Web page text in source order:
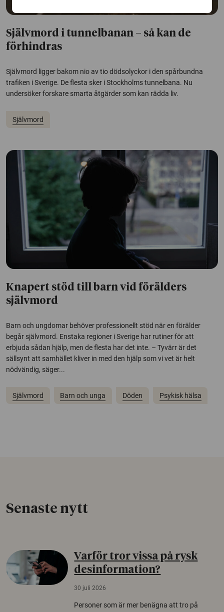
Självmord i tunnelbanan – så kan de
förhindras
Självmord ligger bakom nio av tio dödsolyckor i den spårbundna
trafiken i Sverige. De flesta sker i Stockholms tunnelbana. Nu
undersöker forskare smarta åtgärder som kan rädda liv.
Självmord
Knapert stöd till barn vid förälders
självmord
Barn och ungdomar behöver professionellt stöd när en förälder
begår självmord. Enstaka regioner i Sverige har rutiner för att
erbjuda sådan hjälp, men de flesta har det inte. – Tyvärr är det
sällsynt att samhället kliver in med den hjälp som vi vet är helt
nödvändig, säger...
Självmord Barn och unga Döden Psykisk hälsa
Senaste nytt
Varför tror vissa på rysk
desinformation?
30 juli 2026
Personer som är mer benägna att tro på